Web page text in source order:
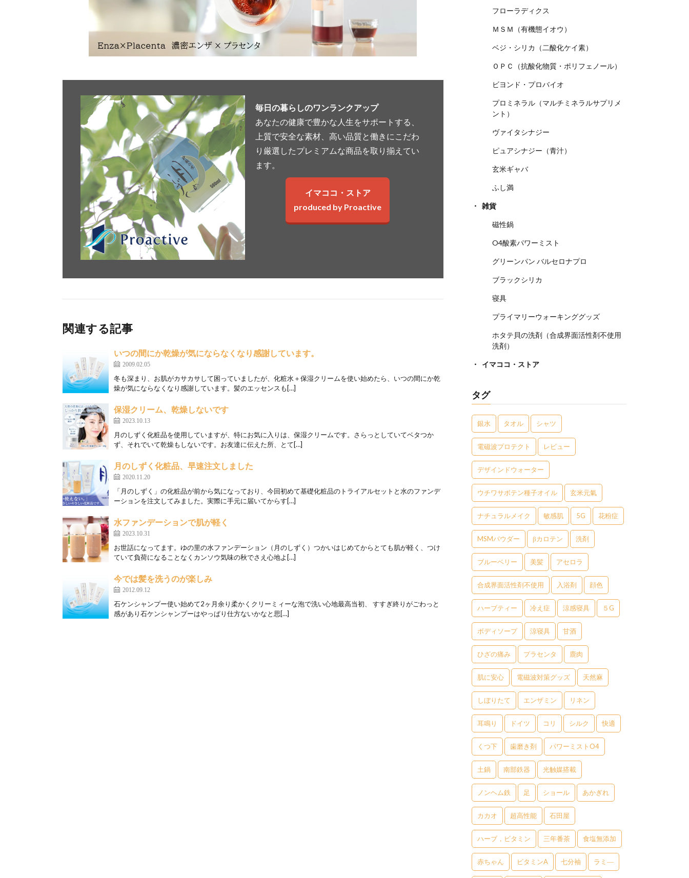
毎日の暮らしのワンランクアップ
あなたの健康で豊かな人生をサポートする、
上質で安全な素材、高い品質と働きにこだわ
り厳選したプレミアムな商品を取り揃えてい
ます。
イマココ・ストア
produced by Proactive
関連する記事
いつの間にか乾燥が気にならなくなり感謝しています。
2009.02.05
冬も深まり、お肌がカサカサして困っていましたが、化粧水＋保湿クリームを使い始めたら、いつの間にか乾
燥が気にならなくなり感謝しています。髪のエッセンスも[…]
保湿クリーム、乾燥しないです
2023.10.13
月のしずく化粧品を使用していますが、特にお気に入りは、保湿クリームです。さらっとしていてベタつか
ず、それでいて乾燥もしないです。お友達に伝えた所、とて[…]
月のしずく化粧品、早速注文しました
2020.11.20
「月のしずく」の化粧品が前から気になっており、今回初めて基礎化粧品のトライアルセットと水のファンデ
ーションを注文してみました。実際に手元に届いてからす[…]
水ファンデーションで肌が軽く
2023.10.31
お世話になってます。ゆの里の水ファンデーション（月のしずく）つかいはじめてからとても肌が軽く、つけ
ていて負荷になることなくカンソウ気味の秋でさえ心地よ[…]
今では髪を洗うのが楽しみ
2012.09.12
石ケンシャンプー使い始めて2ヶ月余り柔かくクリーミィーな泡で洗い心地最高当初、 すすぎ終りがごわっと
感があり石ケンシャンプーはやっぱり仕方ないかなと思[…]
フローラディクス
ＭＳＭ（有機態イオウ）
ベジ・シリカ（二酸化ケイ素）
ＯＰＣ（抗酸化物質・ポリフェノール）
ビヨンド・プロバイオ
プロミネラル（マルチミネラルサプリメ
ント）
ヴァイタシナジー
ピュアシナジー（青汁）
玄米ギャバ
ふし満
雑貨
磁性鍋
O4酸素パワーミスト
グリーンパン バルセロナプロ
ブラックシリカ
寝具
プライマリーウォーキンググッズ
ホタテ貝の洗剤（合成界面活性剤不使用
洗剤）
イマココ・ストア
タグ
銀水 タオル シャツ
電磁波プロテクト レビュー
デザインドウォーター
ウチワサボテン種子オイル 玄米元氣
ナチュラルメイク 敏感肌 5G 花粉症
MSMパウダー βカロテン 洗剤
ブルーベリー 美髪 アセロラ
合成界面活性剤不使用 入浴剤 顔色
ハーブティー 冷え症 涼感寝具 ５G
ボディソープ 涼寝具 甘酒
ひざの痛み プラセンタ 鹿肉
肌に安心 電磁波対策グッズ 天然麻
しぼりたて エンザミン リネン
耳鳴り ドイツ コリ シルク 快適
くつ下 歯磨き剤 パワーミストO4
土鍋 南部鉄器 光触媒搭載
ノンヘム鉄 足 ショール あかぎれ
カカオ 超高性能 石田屋
ハーブ，ビタミン 三年番茶 食塩無添加
赤ちゃん ビタミンA 七分袖 ラミ―